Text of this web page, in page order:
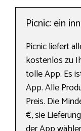
Picnic: ein
Picnic liefert
kostenlos zu
tolle App. Es
App. Alle
Preis. Die
€, sie